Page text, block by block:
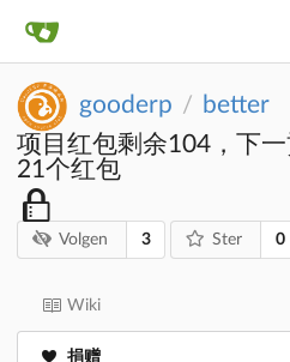
gooderp / better
项目红包剩余104，下
21个红包
Volgen 3 Ster 0
Wiki
捐赠